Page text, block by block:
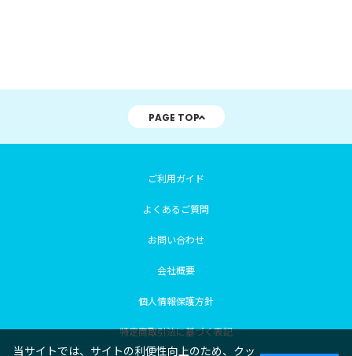
PAGE TOP
ご利用ガイド
よくあるご質問
お問い合わせ
会社概要
個人情報保護方針
特定商取引法に基づく表記
当サイトでは、サイトの利便性向上のため、クッ